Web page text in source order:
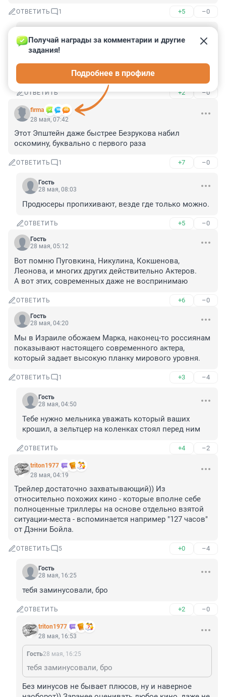
ОТВЕТИТЬ 1 +5 –0
28 мая, 16:35
бюджетный аналог Тёмоти Шаломе. продюсеры
свое придумать не могут, поэтому просто копируют
голливудские сценарии и типажи
ОТВЕТИТЬ +2 –0
firma
Получай награды за комментарии и другие
задания!
Подробнее в профиле
28 мая, 07:42
Этот Эпштейн даже быстрее Безрукова набил
оскомину, буквально с первого раза
ОТВЕТИТЬ 1 +7 –0
Гость
28 мая, 08:03
Продюсеры пропихивают, везде где только можно.
ОТВЕТИТЬ +5 –0
Гость
28 мая, 05:12
Вот помню Пуговкина, Никулина, Кокшенова,
Леонова, и многих других действительно Актеров.
А вот этих, современных даже не воспринимаю
ОТВЕТИТЬ +6 –0
Гость
28 мая, 04:20
Мы в Израиле обожаем Марка, наконец-то россиянам
показывают настоящего современного актера,
который задает высокую планку мирового уровня.
ОТВЕТИТЬ 1 +3 –4
Гость
28 мая, 04:50
Тебе нужно мельника уважать который ваших
крошил, а зельтцер на коленках стоял перед ним
ОТВЕТИТЬ +4 –2
triton1977
28 мая, 04:19
Трейлер достаточно захватывающий)) Из
относительно похожих кино - которые вполне себе
полноценные триллеры на основе отдельно взятой
ситуации-места - вспоминается например "127 часов"
от Дэнни Бойла.
ОТВЕТИТЬ 5 +0 –4
Гость
28 мая, 16:25
тебя заминусовали, бро
ОТВЕТИТЬ +2 –0
triton1977
28 мая, 16:53
Гость28 мая, 16:25
тебя заминусовали, бро
Без минусов не бывает плюсов, ну и наверное